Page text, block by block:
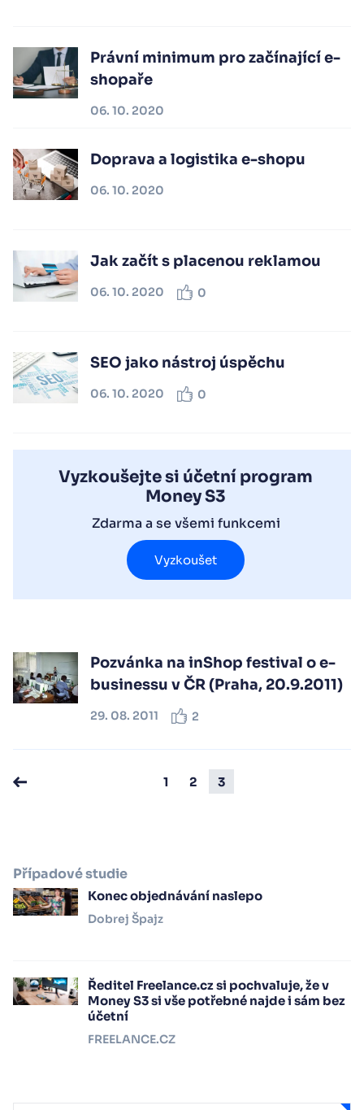
Právní minimum pro začínající e-
shopaře
06. 10. 2020
Doprava a logistika e-shopu
06. 10. 2020
Jak začít s placenou reklamou
06. 10. 2020 0
SEO jako nástroj úspěchu
06. 10. 2020 0
Vyzkoušejte si účetní program
Money S3
Zdarma a se všemi funkcemi
Vyzkoušet
Pozvánka na inShop festival o e-
businessu v ČR (Praha, 20.9.2011)
29. 08. 2011 2
1 2 3
Případové studie
Konec objednávání naslepo
Dobrej Špajz
Ředitel Freelance.cz si pochvaluje, že v
Money S3 si vše potřebné najde i sám bez
účetní
FREELANCE.CZ